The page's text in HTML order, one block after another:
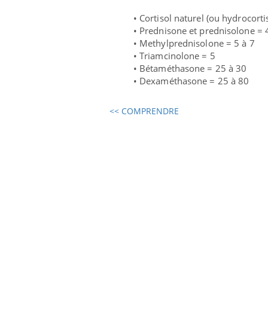
• Cortisol naturel (ou
• Prednisone et prednisolone=
• Methylprednisolone= 5 à 7
• Triamcinolone = 5
• Bétaméthasone = 25 à 30
• Dexaméthasone = 25 à 80
<< COMPRENDRE